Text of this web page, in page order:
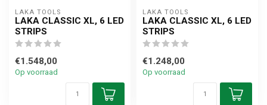
LAKA TOOLS
LAKA CLASSIC XL, 6 LED
STRIPS
€1.548,00
Op voorraad
LAKA TOOLS
LAKA CLASSIC XL, 6 LED
STRIPS
€1.248,00
Op voorraad